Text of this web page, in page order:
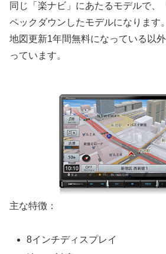
同じ「楽ナビ」にあたるモデルで、
ペックダウンしたモデルになります。
地図更新1年間無料になっている以
っています。
主な特徴：
8インチディスプレイ